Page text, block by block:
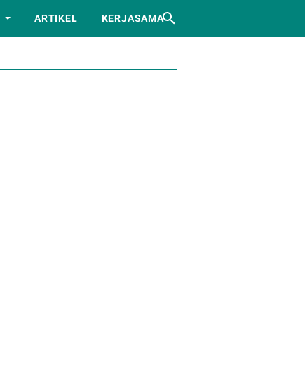
ARTIKEL KERJASAMA